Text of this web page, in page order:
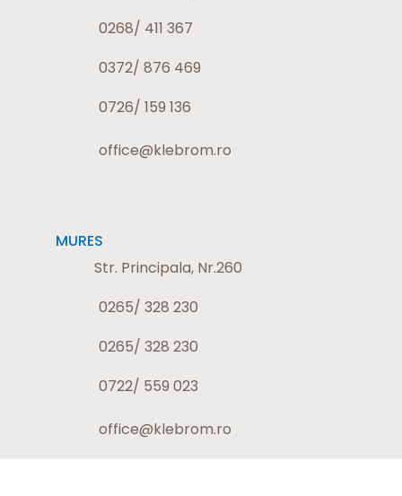
0268/ 411 367
0372/ 876 469
0726/ 159 136
office@klebrom.ro
MURES
Str. Principala, Nr.260
0265/ 328 230
0265/ 328 230
0722/ 559 023
office@klebrom.ro